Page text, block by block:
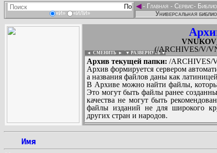
«И» «ИЛИ»
◄- Главная - Сервис-
Универсальная
(/ARCHIVES/V/
◄ СМЕНИТЬ ► ▼ РАЗВЕРНУТЬ ▼
Архив текущей папки: /ARCHIVES/
Архив формируется сервером
а названия файлов даны как
В Архиве можно найти файлы,
Это могут быть файлы ранее
качества не могут быть
файлы изданий не для широкого
других стран и народов.
Имя